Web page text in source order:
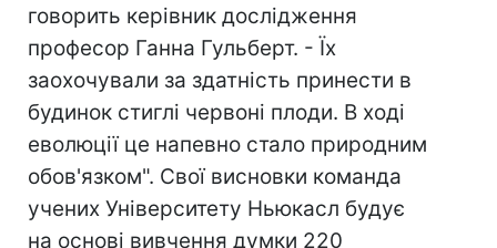
говорить керівник дослідження
професор Ганна Гульберт. - Їх
заохочували за здатність принести в
будинок стиглі червоні плоди. В ході
еволюції це напевно стало природним
обов'язком". Свої висновки команда
учених Університету Ньюкасл будує
на основі вивчення думки 220